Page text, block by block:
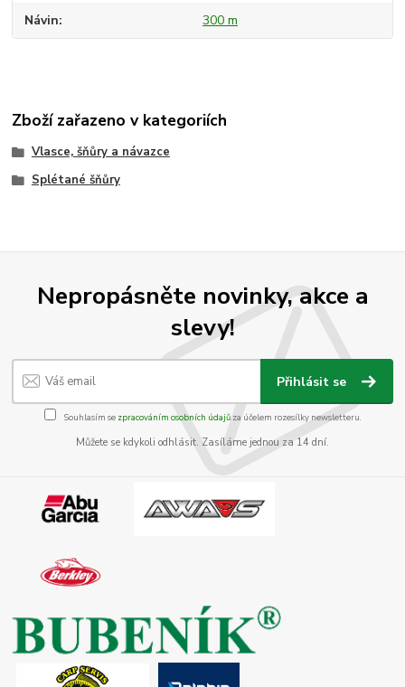
Návin 300 m
Zboží zařazeno v kategoriích
Vlasce, šňůry a návazce
Splétané šňůry
Nepropásněte novinky, akce a
slevy!
Přihlásit se
Souhlasím se zpracováním osobních údajůza účelem rozesílky newsletteru.
Můžete se kdykoli odhlásit. Zasíláme jednou za 14 dní.